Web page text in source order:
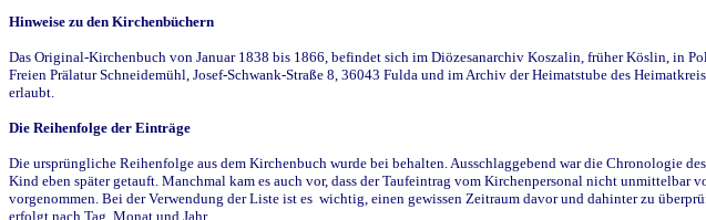
Hinweise zu den Kirchenbüchern
Das Original-Kirchenbuch von Januar 1838 bis 1866, befindet sich im Diözesanarchiv Koszalin, früher Köslin, in
Freien Prälatur Schneidemühl, Josef-Schwank-Straße 8, 36043 Fulda und im Archiv der Heimatstube des
erlaubt.
Die Reihenfolge der Einträge
Die ursprüngliche Reihenfolge aus dem Kirchenbuch wurde bei behalten. Ausschlaggebend war die Chronologie
Kind eben später getauft. Manchmal kam es auch vor, dass der Taufeintrag vom Kirchenpersonal nicht
vorgenommen. Bei der Verwendung der Liste ist es wichtig, einen gewissen Zeitraum davor und dahinter zu
erfolgt nach Tag, Monat und Jahr.